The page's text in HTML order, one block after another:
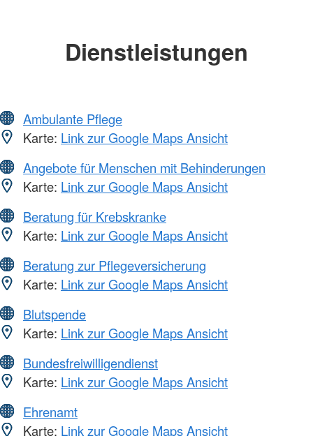
Dienstleistungen
Ambulante Pflege
Karte: Link zur Google Maps Ansicht
Angebote für Menschen mit Behinderungen
Karte: Link zur Google Maps Ansicht
Beratung für Krebskranke
Karte: Link zur Google Maps Ansicht
Beratung zur Pflegeversicherung
Karte: Link zur Google Maps Ansicht
Blutspende
Karte: Link zur Google Maps Ansicht
Bundesfreiwilligendienst
Karte: Link zur Google Maps Ansicht
Ehrenamt
Karte: Link zur Google Maps Ansicht